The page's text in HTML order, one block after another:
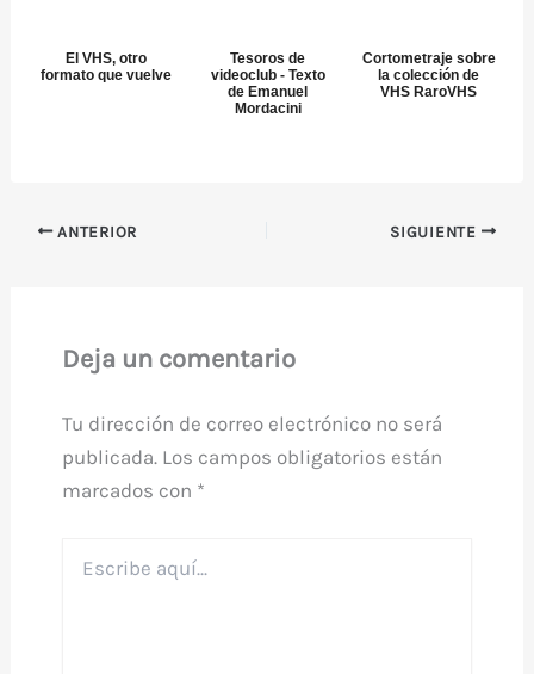
El VHS, otro
formato que vuelve
Tesoros de
videoclub - Texto
de Emanuel
Mordacini
Cortometraje sobre
la colección de
VHS RaroVHS
ANTERIOR SIGUIENTE
Deja un comentario
Tu dirección de correo electrónico no será
publicada. Los campos obligatorios están
marcados con *
aquí...